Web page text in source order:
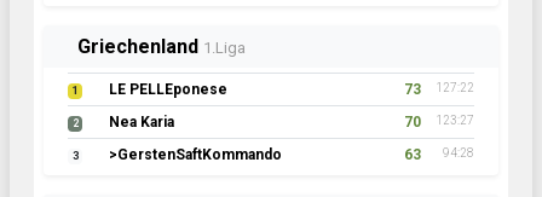
Griechenland 1.Liga
1 LE PELLEponese 73 127:22
2 Nea Karia 70 123:27
3 >GerstenSaftKommando 63 94:28